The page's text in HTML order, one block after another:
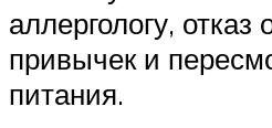
аллергологу, отказ
привычек и
питания.